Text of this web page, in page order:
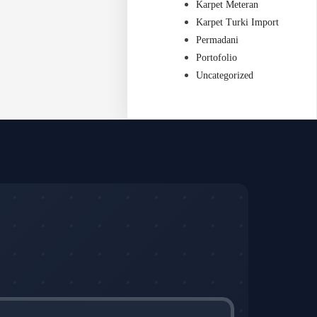
Karpet Meteran
Karpet Turki Import
Permadani
Portofolio
Uncategorized